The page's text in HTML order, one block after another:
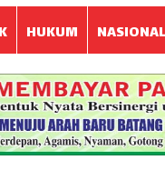
HUKUM NASIONAL